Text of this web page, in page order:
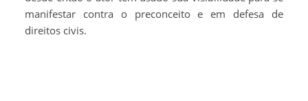
manifestar contra o preconceito e em defesa de
direitos civis.